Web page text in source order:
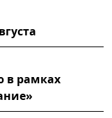
в рамках